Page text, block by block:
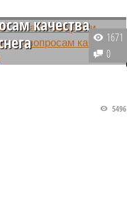
качества
жильцы МКД в
1671
0
5496